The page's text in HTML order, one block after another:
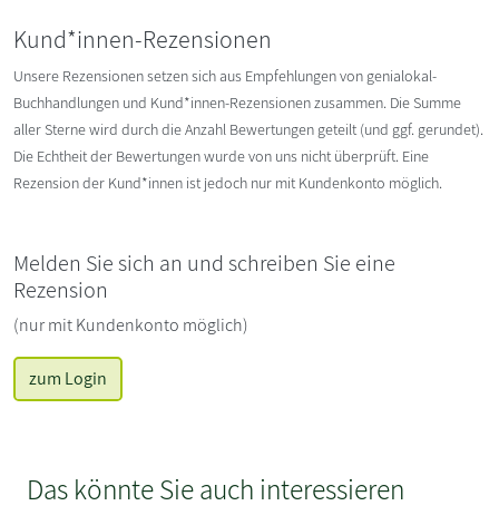
Kund*innen-Rezensionen
Unsere Rezensionen setzen sich aus Empfehlungen von genialokal-
Buchhandlungen und Kund*innen-Rezensionen zusammen. Die Summe
aller Sterne wird durch die Anzahl Bewertungen geteilt (und ggf. gerundet).
Die Echtheit der Bewertungen wurde von uns nicht überprüft. Eine
Rezension der Kund*innen ist jedoch nur mit Kundenkonto möglich.
Melden Sie sich an und schreiben Sie eine
Rezension
(nur mit Kundenkonto möglich)
zum Login
Das könnte Sie auch interessieren